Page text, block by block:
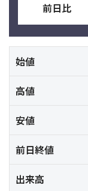
前日比
始値
高値
安値
前日終値
出来高